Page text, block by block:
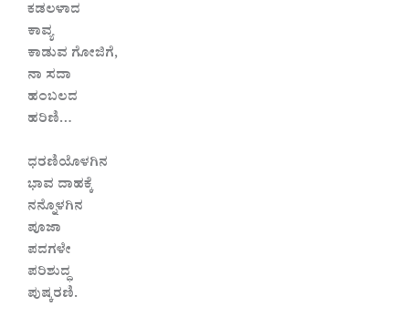
ಕಡಲಳಾದ
ಕಾವ್ಯ
ಕಾಡುವ ಗೋಜಿಗೆ,
ನಾ ಸದಾ
ಹಂಬಲದ
ಹರಿಣಿ…
ಧರಣಿಯೊಳಗಿನ
ಭಾವ ದಾಹಕ್ಕೆ
ನನ್ನೊಳಗಿನ
ಪೂಜಾ
ಪದಗಳೇ
ಪರಿಶುದ್ಧ
ಪುಷ್ಕರಣಿ.